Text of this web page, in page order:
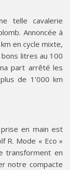
telle cavalerie
Annoncée à
en cycle mixte,
litres au 100
part arrêté les
de 1’000 km
en main est
R. Mode « Eco »
transforment en
notre compacte